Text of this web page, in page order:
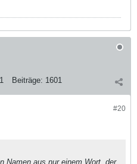
Beiträge: 1601
#20
Namen aus nur einem Wort, der